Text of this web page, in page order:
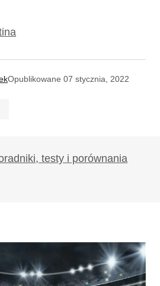
Opublikowane 07 stycznia, 2022
zostanie opublikowany.
oznaczone